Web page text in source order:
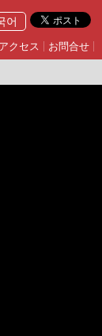
어
アクセス お問合せ